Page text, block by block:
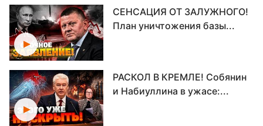
СЕНСАЦИЯ ОТ ЗАЛУЖНОГО!
План уничтожения базы...
РАСКОЛ В КРЕМЛЕ! Собянин
и Набиуллина в ужасе:...